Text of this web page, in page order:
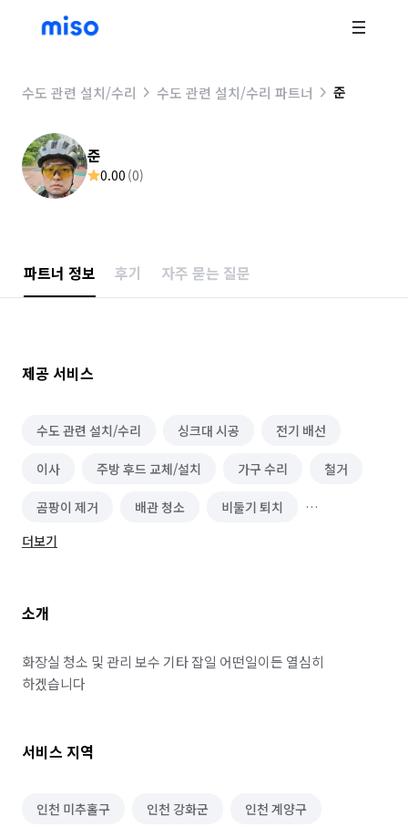
수도 관련 설치/수리 수도 관련 설치/수리 파트너 준
준
0.00 (0)
파트너 정보 후기 자주 묻는 질문
제공 서비스
수도 관련 설치/수리 싱크대 시공 전기 배선
이사 주방 후드 교체/설치 가구 수리 철거
곰팡이 제거 배관 청소 비둘기 퇴치
소형이사
환풍기 교체/설치
더보기
소개
화장실 청소 및 관리 보수 기타 잡일 어떤일이든 열심히
하겠습니다
서비스 지역
인천 미추홀구 인천 강화군 인천 계양구